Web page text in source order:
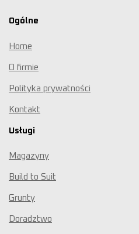
Ogólne
Home
O firmie
Polityka prywatności
Kontakt
Usługi
Magazyny
Build to Suit
Grunty
Doradztwo